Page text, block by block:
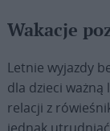
Wakacje
Letnie wyjazdy
dla dzieci
relacji z